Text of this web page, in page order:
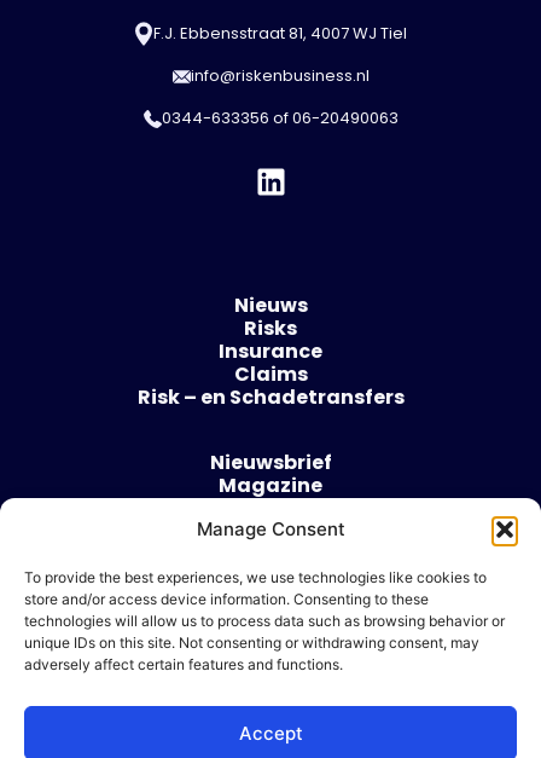
Manage Consent
To provide the best experiences, we use technologies like cookies to
store and/or access device information. Consenting to these
technologies will allow us to process data such as browsing behavior or
unique IDs on this site. Not consenting or withdrawing consent, may
adversely affect certain features and functions.
Accept
F.J. Ebbensstraat 81, 4007 WJ Tiel
info@riskenbusiness.nl
0344-633356 of06-20490063
Nieuws
Risks
Insurance
Claims
Risk – en Schadetransfers
Nieuwsbrief
Magazine
Over
Algemene voorwaarden
Cookie beleid
Ik wil adverteren